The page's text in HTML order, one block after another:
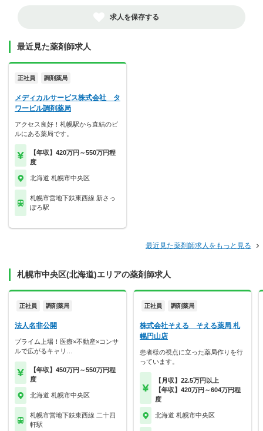
求人を保存する
最近見た薬剤師求人
正社員 調剤薬局
メディカルサービス株式会社 タ
ワービル調剤薬局
アクセス良好！札幌駅から直結のビ
ルにある薬局です。
【年収】420万円～550万円程
度
北海道 札幌市中央区
札幌市営地下鉄東西線 新さっ
ぽろ駅
最近見た薬剤師求人をもっと見る
札幌市中央区(北海道)エリアの薬剤師求人
正社員 調剤薬局
法人名非公開
プライム上場！医療×不動産×コンサ
ルで広がるキャリ…
【年収】450万円～550万円程
度
北海道 札幌市中央区
札幌市営地下鉄東西線 二十四
軒駅
正社員 調剤薬局
株式会社そえる そえる薬局 札
幌円山店
患者様の視点に立った薬局作りを行
っています。
【月収】22.5万円以上
【年収】420万円～604万円程
度
北海道 札幌市中央区